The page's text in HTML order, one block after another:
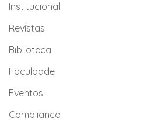
Institucional
Revistas
Biblioteca
Faculdade
Eventos
Compliance